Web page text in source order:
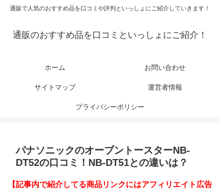
通販で人気のおすすめ品を口コミや評判といっしょにご紹介していきます！
通販のおすすめ品を口コミといっしょにご紹介！
ホーム お問い合わせ
サイトマップ 運営者情報
プライバシーポリシー
パナソニックのオーブントースターNB-
DT52の口コミ！NB-DT51との違いは？
【記事内で紹介してる商品リンクにはアフィリエイト広告